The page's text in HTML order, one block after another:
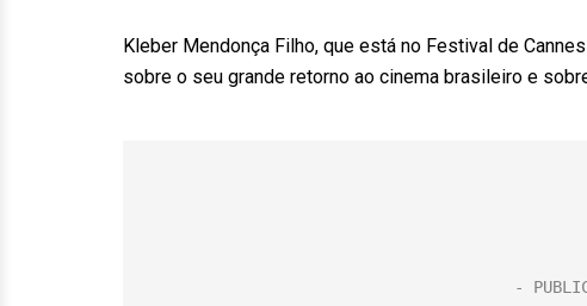
Kleber Mendonça Filho, que está no Festival de
sobre o seu grande retorno ao cinema brasileiro e